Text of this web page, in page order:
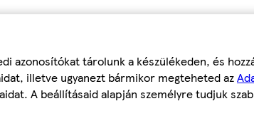
azonosítókat tárolunk a készülékeden, és
illetve ugyanezt bármikor megteheted az
A beállításaid alapján személyre tudjuk